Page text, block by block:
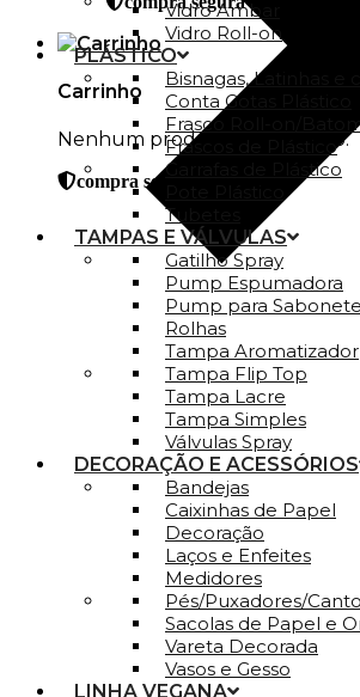
Carrinho
Nenhum produto no carrinho.
compra segura
Vidro Ambar
Vidro Roll-on
PLÁSTICO
Bisnagas, Latinhas e
Conta Gotas Plástico
Frasco Roll-on/
Frascos de Plástico
Garrafas de Plástico
Tubetes
TAMPAS E VÁLVULAS
Gatilho Spray
Pump Espumadora
Pump para Sabonete
Rolhas
Tampa Aromatizador
Tampa Flip Top
Tampa Lacre
Tampa Simples
Válvulas Spray
DECORAÇÃO E ACESSÓRIOS
Bandejas
Caixinhas de Papel
Decoração
Laços e Enfeites
Medidores
Pés/Puxadores/
Sacolas de Papel e
Vareta Decorada
Vasos e Gesso
LINHA VEGANA